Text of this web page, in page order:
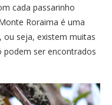
cada passarinho
Roraima é uma
seja, existem muitas
podem ser encontrados